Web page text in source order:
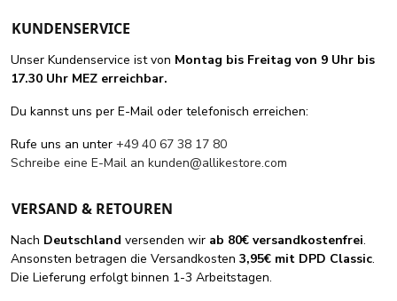
KUNDENSERVICE
Unser Kundenservice ist von Montag bis Freitag von 9 Uhr bis
17.30 Uhr MEZ erreichbar.
Du kannst uns per E-Mail oder telefonisch erreichen:
Rufe uns an unter +49 40 67 38 17 80
Schreibe eine E-Mail an kunden@allikestore.com
VERSAND & RETOUREN
Nach Deutschland versenden wir ab 80€ versandkostenfrei.
Ansonsten betragen die Versandkosten 3,95€ mit DPD Classic.
Die Lieferung erfolgt binnen 1-3 Arbeitstagen.